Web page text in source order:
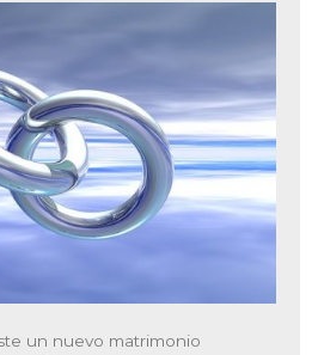
un nuevo matrimonio